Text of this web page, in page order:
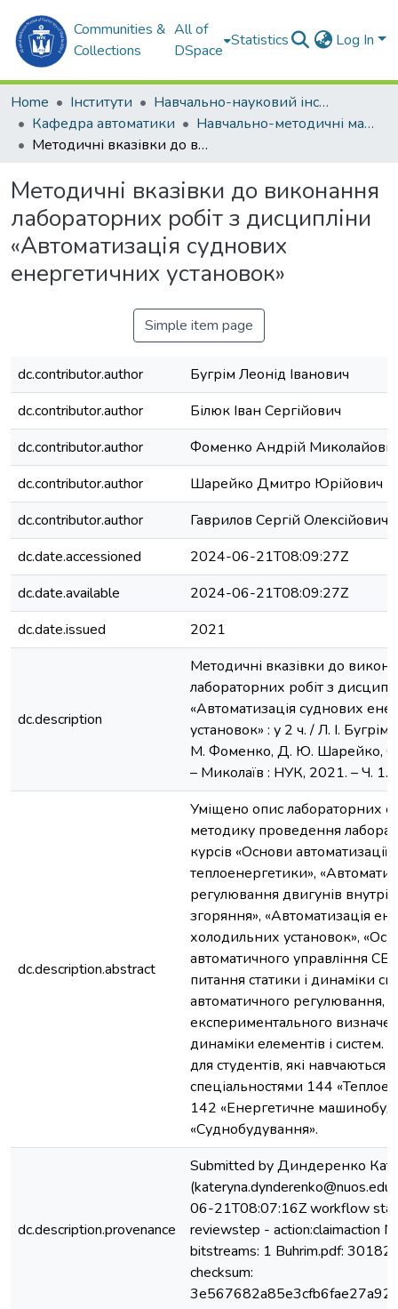
Communities &
Collections
All of
DSpace
Statistics Log In
Home Інститути
Навчально-науковий інститут автоматики та електротехніки (ННІАЕ)
Кафедра автоматики
Навчально-методичні матеріали. Кафедра автоматики
Методичні вказівки до виконання лабораторних робіт з дисципліни «Автоматизація суднових енергетичних установок»
Методичні вказівки до виконання
лабораторних робіт з дисципліни
«Автоматизація суднових
енергетичних установок»
Simple item page
dc.contributor.author
Бугрім Леонід Іванович
dc.contributor.author
Білюк Іван Сергійович
dc.contributor.author
Фоменко Андрій
dc.contributor.author
Шарейко Дмитро Юрійович
dc.contributor.author
Гаврилов Сергій Олексійович
dc.date.accessioned
2024-06-21T08:09:27Z
dc.date.available
2024-06-21T08:09:27Z
dc.date.issued
2021
dc.description
Методичні вказівки до
лабораторних робіт з
«Автоматизація суднових
установок» : у 2 ч. / Л. І.
М. Фоменко, Д. Ю. Шарейко, С.
– Миколаїв : НУК, 2021. – Ч. 1.
dc.description.abstract
Уміщено опис лабораторних
методику проведення
курсів «Основи автоматизації
теплоенергетики»,
регулювання двигунів
згоряння», «Автоматизація
холодильних установок»,
автоматичного управління
питання статики і динаміки
автоматичного регулювання,
експериментального
динаміки елементів і систем.
для студентів, які навчаються
спеціальностями 144
142 «Енергетичне
«Суднобудування».
dc.description.provenance
Submitted by Диндеренко
06-21T08:07:16Z workflow
reviewstep - action:claimaction
bitstreams: 1 Buhrim.pdf:
checksum: